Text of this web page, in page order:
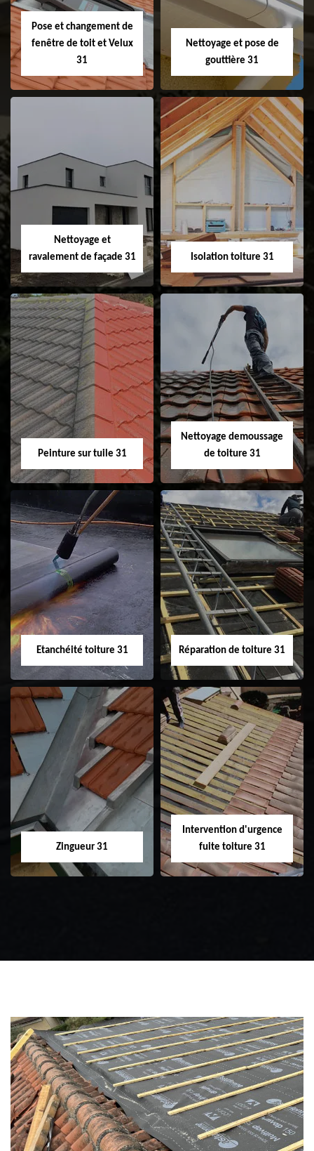
31
Pose et changement de
fenêtre de toit et Velux
31
Pose et
changement de
fenêtre de toit et
Velux 31
Nettoyage et pose de
gouttière 31
Nettoyage et pose
Nettoyage et
ravalement de façade 31
Nettoyage et
ravalement de
façade 31
Isolation toiture 31
Isolation toiture 31
Peinture sur tuile 31
Peinture sur tuile
31
Nettoyage demoussage
de toiture 31
Nettoyage
demoussage de
toiture 31
Etanchéité toiture 31
Etanchéité toiture
31
Réparation de toiture 31
Réparation de
toiture 31
Zingueur 31
Intervention d'urgence
fuite toiture 31